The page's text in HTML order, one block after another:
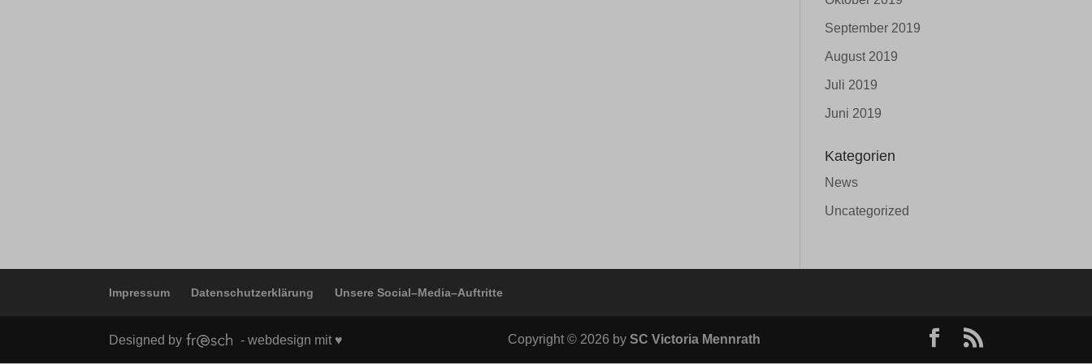
September 2019
August 2019
Juli 2019
Juni 2019
Kategorien
News
Uncategorized
Impressum Datenschutzerklärung Unsere Social–Media–Auftritte
Designed by - webdesign mit ♥ Copyright © 2026 by SC Victoria Mennrath